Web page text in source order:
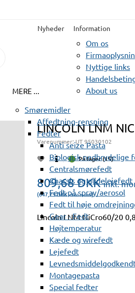
Nyheder Information
Om os
Nyttige links
About us
MERE ...
Smøremidler
Affedtning-rensning
Fedter
Anti seize Pasta
Biologisk nedbrydelige
Centralsmørefedt
Chassis og glidelejefedt
Fedt på spray/aerosol
Fedt til høje
Gear - Fedt
Højtemperatur
Kæde og wirefedt
Lejefedt
Montagepasta
Special fedter
LINCOLN LNM
Varenummer:UT 95030102
På lager (15)
809,68DKK inkl.
(647,75DKK ekskl. moms)
Lincoln LNM NiCro60/20